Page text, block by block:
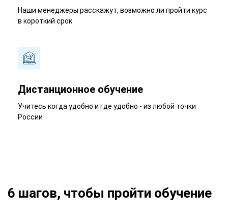
Наши менеджеры расскажут, возможно ли пройти курс
в короткий срок
Дистанционное обучение
Учитесь когда удобно и где удобно - из любой точки
России
6 шагов, чтобы пройти обучение